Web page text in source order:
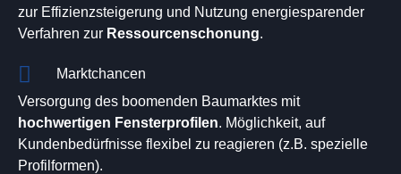
zur Effizienzsteigerung und Nutzung energiesparender
Verfahren zur Ressourcenschonung.
Marktchancen
Versorgung des boomenden Baumarktes mit
hochwertigen Fensterprofilen. Möglichkeit, auf
Kundenbedürfnisse flexibel zu reagieren (z.B. spezielle
Profilformen).